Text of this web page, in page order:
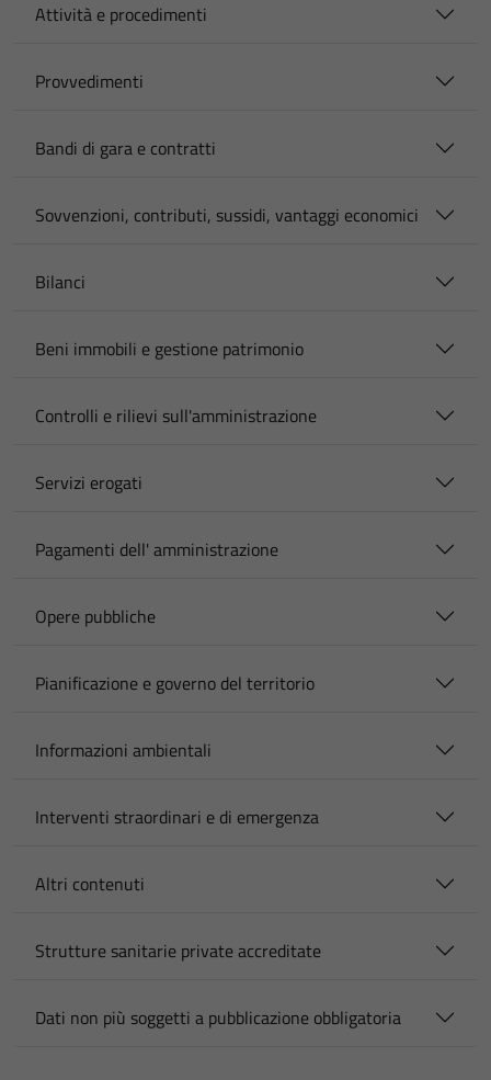
Attività e procedimenti
Provvedimenti
Bandi di gara e contratti
Sovvenzioni, contributi, sussidi, vantaggi economici
Bilanci
Beni immobili e gestione patrimonio
Controlli e rilievi sull'amministrazione
Servizi erogati
Pagamenti dell' amministrazione
Opere pubbliche
Pianificazione e governo del territorio
Informazioni ambientali
Interventi straordinari e di emergenza
Altri contenuti
Strutture sanitarie private accreditate
Dati non più soggetti a pubblicazione obbligatoria